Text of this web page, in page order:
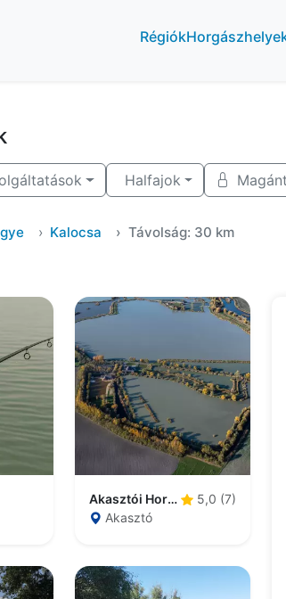
Régiók
Halfajok
Kalocsa Távolság: 30 km
Akasztói Horgászpark
5,0 (7)
Akasztó